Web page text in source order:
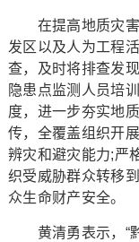
在提高地质灾害
发区以及人为工程
查，及时将排查发
隐患点监测人员培
度，进一步夯实地
传，全覆盖组织开
辨灾和避灾能力;严
织受威胁群众转移
众生命财产安全。
黄清勇表示，“黔